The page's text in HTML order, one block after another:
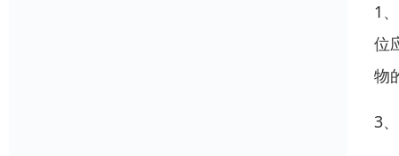
1
位
物
3